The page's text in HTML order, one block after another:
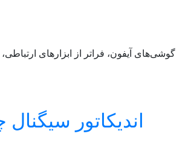
گوشی‌های آیفون، فراتر از ابزارهای
اندیکاتور